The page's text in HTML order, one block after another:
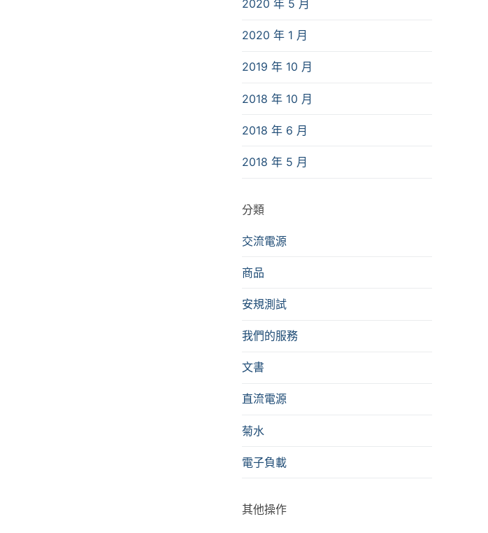
2020 年 5 月
2020 年 1 月
2019 年 10 月
2018 年 10 月
2018 年 6 月
2018 年 5 月
分類
交流電源
商品
安規測試
我們的服務
文書
直流電源
菊水
電子負載
其他操作